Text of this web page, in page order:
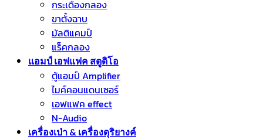
กระเดื่องกลอง
ขาตั้งฉาบ
มัลติแคมป์
แร็คกลอง
แอมป์ เอฟแฟค สตูดิโอ
ตู้แอมป์ Amplifier
ไมค์คอนแดนเซอร์
เอฟแฟค effect
N-Audio
เครื่องเป่า & เครื่องดุริยางค์